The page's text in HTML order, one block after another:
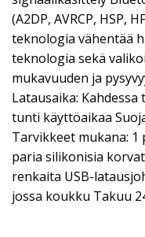
(A2DP, AVRCP, HSP,
teknologia vähentää
teknologia sekä
mukavuuden ja
Latausaika:
tunti käyttöaikaa
Tarvikkeet mukana: 1
paria silikonisia
renkaita USB-
jossa koukku Takuu